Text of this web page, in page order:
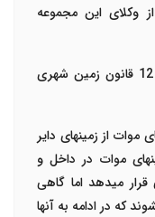
وکلای این مجموعه
کدام اراضی نمی­توانند در کمیسیون ماده 12 قانون زمین شهری
زمین­های موات از زمین­های دایر
موات در داخل و
می­دهد اما گاهی
که در ادامه به آن­ها